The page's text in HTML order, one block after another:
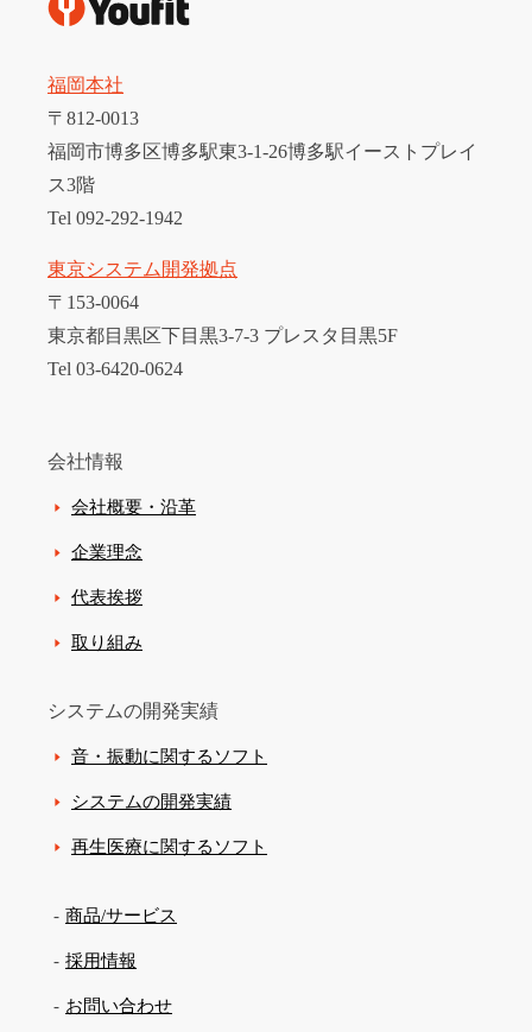
福岡本社
〒812-0013
福岡市博多区博多駅東3-1-26博多駅イーストプレイ
ス3階
Tel 092-292-1942
東京システム開発拠点
〒153-0064
東京都目黒区下目黒3-7-3 プレスタ目黒5F
Tel 03-6420-0624
会社情報
会社概要・沿革
企業理念
代表挨拶
取り組み
システムの開発実績
音・振動に関するソフト
システムの開発実績
再生医療に関するソフト
商品/サービス
採用情報
お問い合わせ